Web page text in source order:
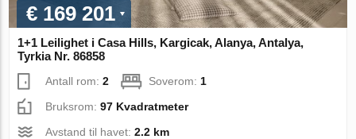
€ 169 201
1+1 Leilighet i Casa Hills, Kargicak, Alanya, Antalya,
Tyrkia Nr. 86858
Antall rom:2 Soverom: 1
Bruksrom:97 Kvadratmeter
Avstand til havet:2.2 km